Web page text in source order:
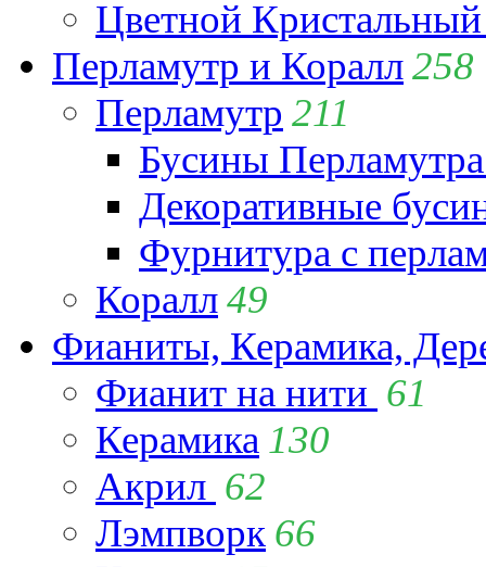
Цветной
Перламутр и Коралл258
Перламутр 211
Бусины
Декоративные
Фурнитура с
Коралл49
Фианиты, Керамика,
Фианит на нити 61
Керамика 130
Акрил 62
Лэмпворк 66